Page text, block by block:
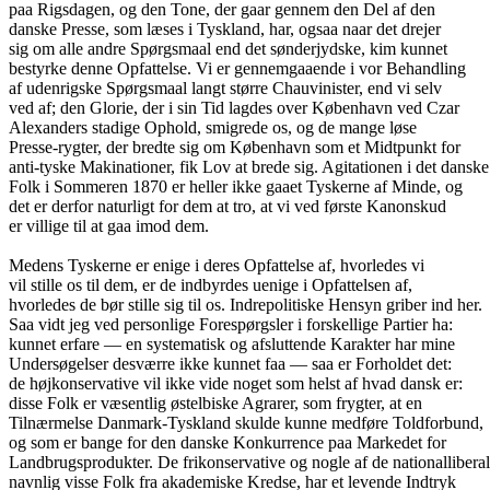
paa Rigsdagen, og den Tone, der gaar gennem den Del af den
danske Presse, som læses i Tyskland, har, ogsaa naar det drejer
sig om alle andre Spørgsmaal end det sønderjydske, kim kunnet
bestyrke denne Opfattelse. Vi er gennemgaaende i vor Behandling
af udenrigske Spørgsmaal langt større Chauvinister, end vi selv
ved af; den Glorie, der i sin Tid lagdes over København ved Czar
Alexanders stadige Ophold, smigrede os, og de mange løse
Presse-rygter, der bredte sig om København som et Midtpunkt for
anti-tyske Makinationer, fik Lov at brede sig. Agitationen i det danske
Folk i Sommeren 1870 er heller ikke gaaet Tyskerne af Minde, og
det er derfor naturligt for dem at tro, at vi ved første Kanonskud
er villige til at gaa imod dem.
Medens Tyskerne er enige i deres Opfattelse af, hvorledes vi
vil stille os til dem, er de indbyrdes uenige i Opfattelsen af,
hvorledes de bør stille sig til os. Indrepolitiske Hensyn griber ind her.
Saa vidt jeg ved personlige Forespørgsler i forskellige Partier ha:
kunnet erfare — en systematisk og afsluttende Karakter har mine
Undersøgelser desværre ikke kunnet faa — saa er Forholdet det:
de højkonservative vil ikke vide noget som helst af hvad dansk er:
disse Folk er væsentlig østelbiske Agrarer, som frygter, at en
Tilnærmelse Danmark-Tyskland skulde kunne medføre Toldforbund,
og som er bange for den danske Konkurrence paa Markedet for
Landbrugsprodukter. De frikonservative og nogle af de
navnlig visse Folk fra akademiske Kredse, har et levende Indtryk